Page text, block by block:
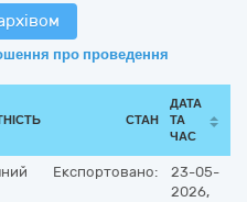
про проведення
СТАН
ДАТА
ТА
ЧАС
Експортовано:
23-05-
2026,